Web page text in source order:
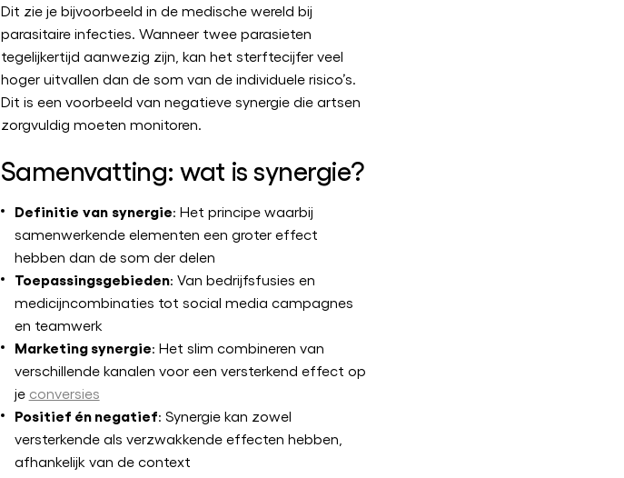
Dit zie je bijvoorbeeld in de medische wereld bij
parasitaire infecties. Wanneer twee parasieten
tegelijkertijd aanwezig zijn, kan het sterftecijfer veel
hoger uitvallen dan de som van de individuele risico’s.
Dit is een voorbeeld van negatieve synergie die artsen
zorgvuldig moeten monitoren.
Samenvatting: wat is synergie?
Definitie van synergie: Het principe waarbij
samenwerkende elementen een groter effect
hebben dan de som der delen
Toepassingsgebieden: Van bedrijfsfusies en
medicijncombinaties tot social media campagnes
en teamwerk
Marketing synergie: Het slim combineren van
verschillende kanalen voor een versterkend effect op
je conversies
Positief én negatief: Synergie kan zowel
versterkende als verzwakkende effecten hebben,
afhankelijk van de context